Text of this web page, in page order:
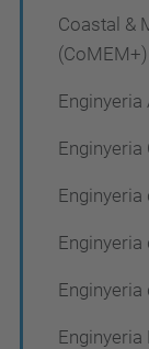
Coastal &
(CoMEM+)
Enginyeria
Enginyeria
Enginyeria
Enginyeria